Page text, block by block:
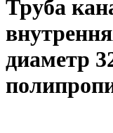
Труба
диаметр